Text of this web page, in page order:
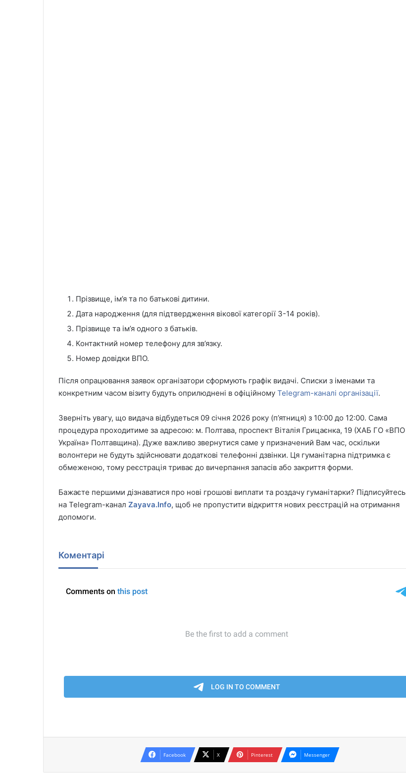
Прізвище, ім’я та по батькові дитини.
Дата народження (для підтвердження вікової категорії 3-14 років).
Прізвище та ім’я одного з батьків.
Контактний номер телефону для зв’язку.
Номер довідки ВПО.
Після опрацювання заявок організатори сформують графік видачі. Списки з іменами та
конкретним часом візиту будуть оприлюднені в офіційному Telegram-каналі організації.
Зверніть увагу, що видача відбудеться 09 січня 2026 року (п’ятниця) з 10:00 до 12:00. Сама
процедура проходитиме за адресою: м. Полтава, проспект Віталія Грицаєнка, 19 (ХАБ ГО «ВПО
Україна» Полтавщина). Дуже важливо звернутися саме у призначений Вам час, оскільки
волонтери не будуть здійснювати додаткові телефонні дзвінки. Ця гуманітарна підтримка є
обмеженою, тому реєстрація триває до вичерпання запасів або закриття форми.
Бажаєте першими дізнаватися про нові грошові виплати та роздачу гуманітарки? Підписуйтесь
на Telegram-канал Zayava.Info, щоб не пропустити відкриття нових реєстрацій на отримання
допомоги.
Коментарі
Facebook X Pinterest Messenger